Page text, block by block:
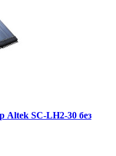
Altek SC-LH2-30 без